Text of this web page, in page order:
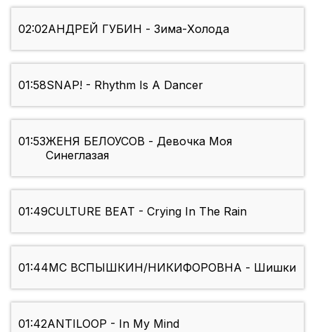
02:02АНДРЕЙ ГУБИН - Зима-Холода
01:58SNAP! - Rhythm Is A Dancer
01:53ЖЕНЯ БЕЛОУСОВ - Девочка Моя
Синеглазая
01:49CULTURE BEAT - Crying In The Rain
01:44МС ВСПЫШКИН/НИКИФОРОВНА - Шишки
01:42ANTILOOP - In My Mind